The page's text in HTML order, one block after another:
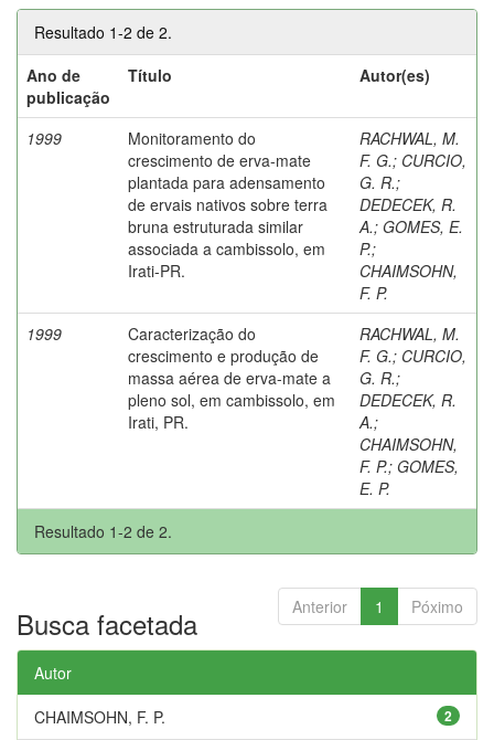
Resultado 1-2 de 2.
Ano de
publicação
Título Autor(es)
1999
Monitoramento do
crescimento de erva-mate
plantada para adensamento
de ervais nativos sobre terra
bruna estruturada similar
associada a cambissolo, em
Irati-PR.
RACHWAL, M.
F. G.; CURCIO,
G. R.;
DEDECEK, R.
A.; GOMES, E.
P.;
CHAIMSOHN,
F. P.
1999
Caracterização do
crescimento e produção de
massa aérea de erva-mate a
pleno sol, em cambissolo, em
Irati, PR.
RACHWAL, M.
F. G.; CURCIO,
G. R.;
DEDECEK, R.
A.;
CHAIMSOHN,
F. P.; GOMES,
E. P.
Resultado 1-2 de 2.
Anterior 1 Póximo
Busca facetada
Autor
2
CHAIMSOHN, F. P.